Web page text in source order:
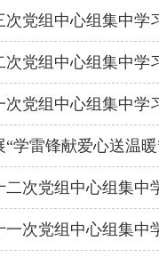
次党组中心组集中学
次党组中心组集中学
次党组中心组集中学
学雷锋献爱心送温
一次党组中心组集中